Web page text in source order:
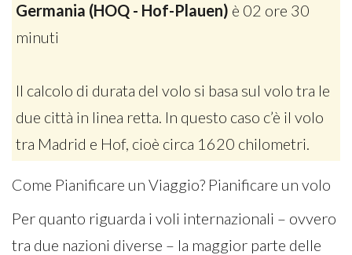
Germania (HOQ - Hof-Plauen) è 02 ore 30
minuti
Il calcolo di durata del volo si basa sul volo tra le
due città in linea retta. In questo caso c’è il volo
tra Madrid e Hof, cioè circa 1620 chilometri.
Come Pianificare un Viaggio? Pianificare un volo
Per quanto riguarda i voli internazionali – ovvero
tra due nazioni diverse – la maggior parte delle